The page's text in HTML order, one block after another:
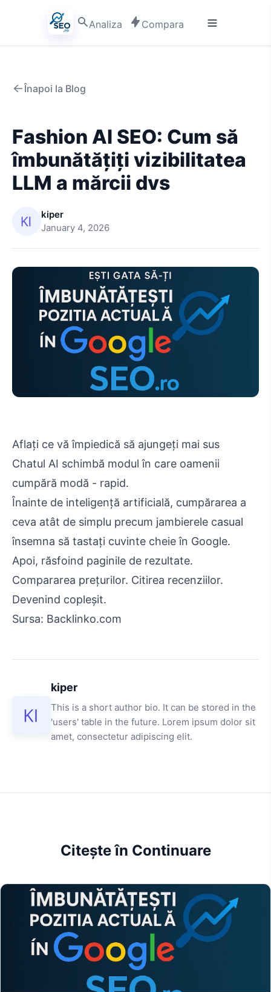
Analiza Compara
Înapoi la Blog
Fashion AI SEO: Cum să
îmbunătățiți vizibilitatea
LLM a mărcii dvs
kiper
January 4, 2026
Aflați ce vă împiedică să ajungeți mai sus
Chatul AI schimbă modul în care oamenii
cumpără modă - rapid.
Înainte de inteligență artificială, cumpărarea a
ceva atât de simplu precum jambierele casual
însemna să tastați cuvinte cheie în Google.
Apoi, răsfoind paginile de rezultate.
Compararea prețurilor. Citirea recenziilor.
Devenind copleșit.
Sursa: Backlinko.com
kiper
This is a short author bio. It can be stored in the
'users' table in the future. Lorem ipsum dolor sit
amet, consectetur adipiscing elit.
Citește în Continuare